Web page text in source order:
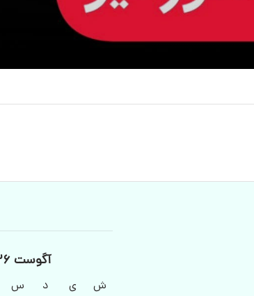
آگوست 2026
ش ی د س